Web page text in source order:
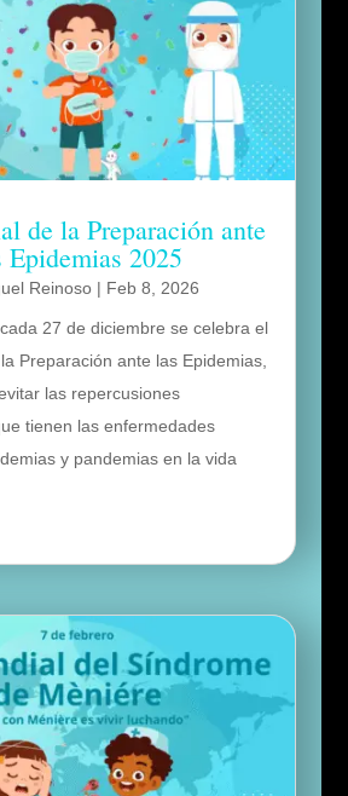
de la Preparación ante
Epidemias 2025
Reinoso| Feb 8, 2026
27 de diciembre se celebra el
Preparación ante las Epidemias,
las repercusiones
tienen las enfermedades
y pandemias en la vida